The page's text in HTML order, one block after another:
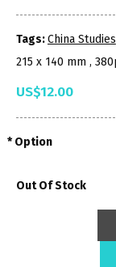
Tags:China Studies
215 x 140 mm ,
US$12.00
Option
Out Of Stock